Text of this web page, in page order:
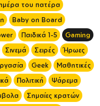
του πατέρα
Baby on Board
Παιδικά 1-5
Gaming
Σινεμά Σειρές
Ήρωες
Geek
Μαθητικές
Πολιτική
Ψάρεμα
Σημαίες κρατών